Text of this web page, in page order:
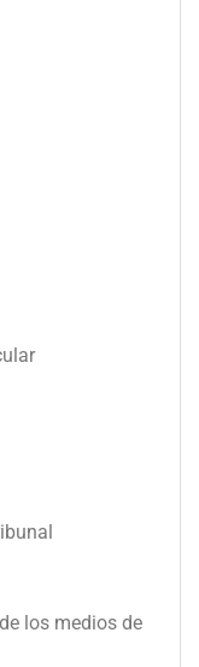
los medios de